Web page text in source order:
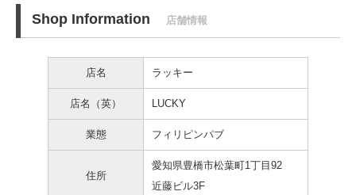
Shop Information 店舗情報
店名 ラッキー
店名（英） LUCKY
業態 フィリピンパブ
住所
愛知県豊橋市松葉町1丁目92
近藤ビル3F